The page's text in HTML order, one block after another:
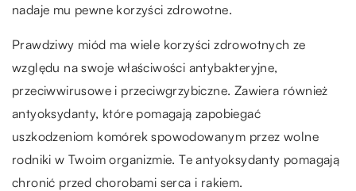
nadaje mu pewne korzyści zdrowotne.
Prawdziwy miód ma wiele korzyści zdrowotnych ze
względu na swoje właściwości antybakteryjne,
przeciwwirusowe i przeciwgrzybiczne. Zawiera również
antyoksydanty, które pomagają zapobiegać
uszkodzeniom komórek spowodowanym przez wolne
rodniki w Twoim organizmie. Te antyoksydanty pomagają
chronić przed chorobami serca i rakiem.